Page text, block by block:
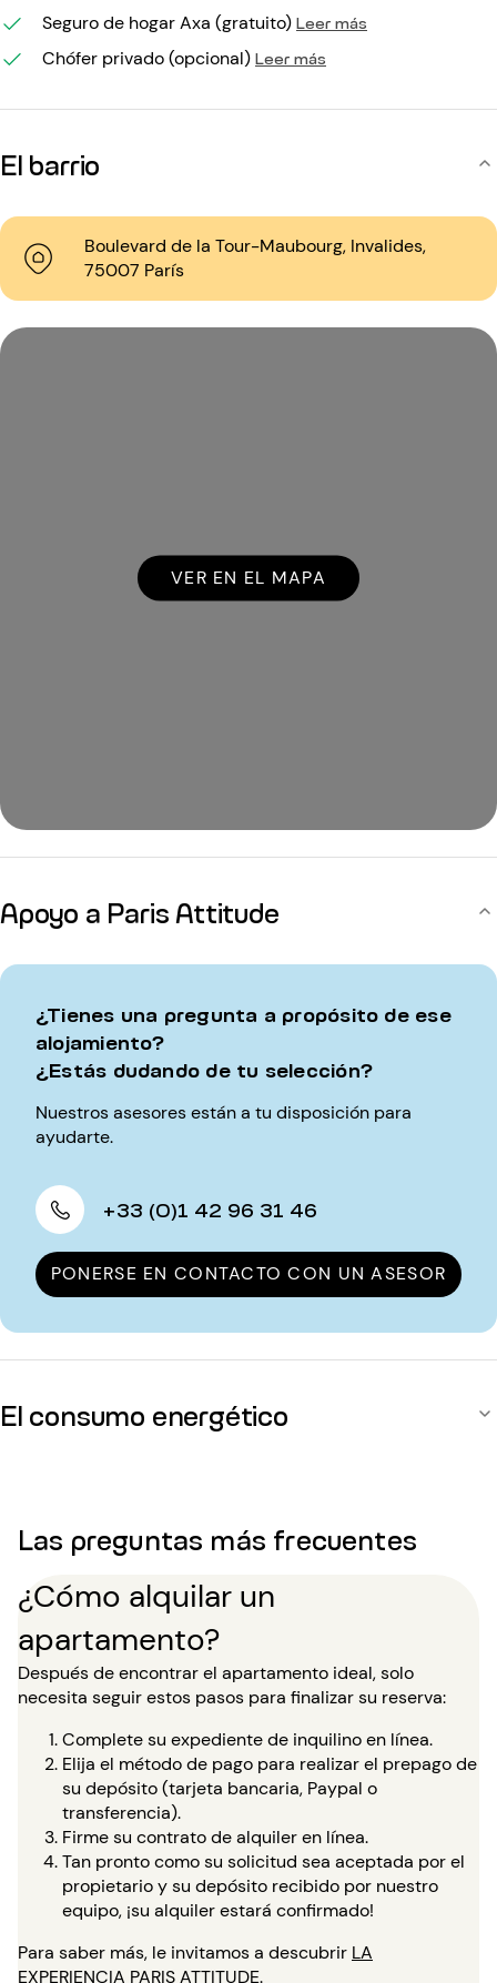
Seguro de hogar Axa (gratuito) Leer más
Chófer privado (opcional) Leer más
El barrio
Boulevard de la Tour-Maubourg, Invalides,
75007 París
VER EN EL MAPA
Apoyo a Paris Attitude
¿Tienes una pregunta a propósito de ese
alojamiento?
¿Estás dudando de tu selección?
Nuestros asesores están a tu disposición para
ayudarte.
+33 (0)1 42 96 31 46
PONERSE EN CONTACTO CON UN ASESOR
El consumo energético
Las preguntas más frecuentes
¿Cómo alquilar un
apartamento?
Después de encontrar el apartamento ideal, solo
necesita seguir estos pasos para finalizar su reserva:
Complete su expediente de inquilino en línea.
Elija el método de pago para realizar el prepago de
su depósito (tarjeta bancaria, Paypal o
transferencia).
Firme su contrato de alquiler en línea.
Tan pronto como su solicitud sea aceptada por el
propietario y su depósito recibido por nuestro
equipo, ¡su alquiler estará confirmado!
Para saber más, le invitamos a descubrir LA
EXPERIENCIA PARIS ATTITUDE.